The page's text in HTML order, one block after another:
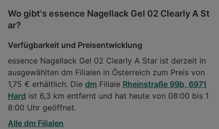
Wo gibt's essence Nagellack Gel 02 Clearly A St
ar?
Verfügbarkeit und Preisentwicklung
essence Nagellack Gel 02 Clearly A Star ist derzeit in
ausgewählten dm Filialen in Österreich zum Preis von
1,75 € erhältlich. Die dm Filiale Rheinstraße 99b, 6971
Hard ist 6,3 km entfernt und hat heute von 08:00 bis 1
8:00 Uhr geöffnet.
Alle dm Filialen